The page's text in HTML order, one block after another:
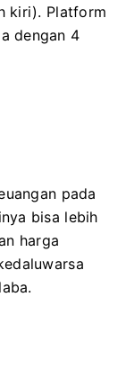
kiri). Platform
dengan 4
pada
bisa lebih
harga